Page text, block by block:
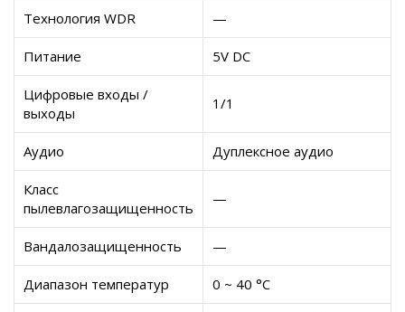
Технология WDR —
Питание 5V DC
Цифровые входы /
выходы
1/1
Аудио Дуплексное аудио
Класс
пылевлагозащищенность
—
Вандалозащищенность —
Диапазон температур 0 ~ 40 °C